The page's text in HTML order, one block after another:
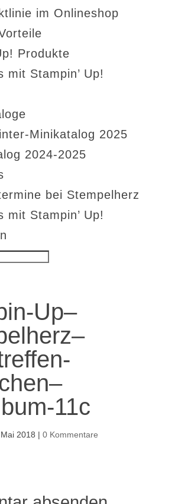
im Onlineshop
Produkte
mit Stampin’ Up!
Minikatalog 2025
2024-2025
bei Stempelherz
mit Stampin’ Up!
Up–
11c
2018 | 0 Kommentare